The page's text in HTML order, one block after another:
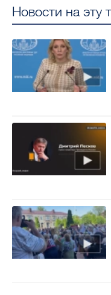
Новости на эту